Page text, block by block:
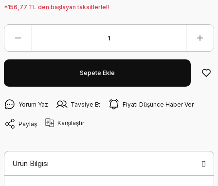
*156,77 TL den başlayan taksitlerle!!
Sepete Ekle
Yorum Yaz Tavsiye Et Fiyatı Düşünce Haber Ver
Paylaş Karşılaştır
Ürün Bilgisi